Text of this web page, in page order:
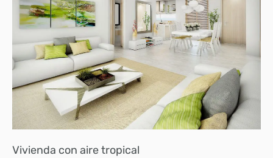
Vivienda con aire tropical